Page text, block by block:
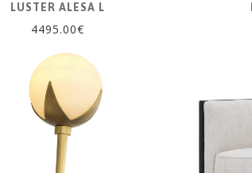
LUSTER ALESA L
4495.00€